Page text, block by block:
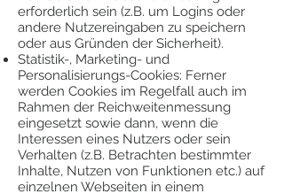
erforderlich sein (z.B. um Logins oder
andere Nutzereingaben zu speichern
oder aus Gründen der Sicherheit).
Statistik-, Marketing- und
Personalisierungs-Cookies: Ferner
werden Cookies im Regelfall auch im
Rahmen der Reichweitenmessung
eingesetzt sowie dann, wenn die
Interessen eines Nutzers oder sein
Verhalten (z.B. Betrachten bestimmter
Inhalte, Nutzen von Funktionen etc.) auf
einzelnen Webseiten in einem